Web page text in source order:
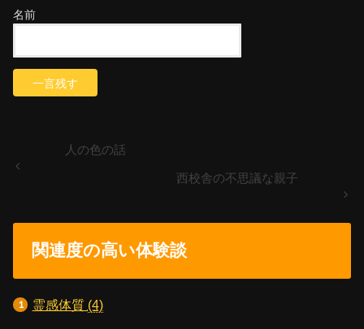
名前
人の色の話
西校舎の不思議な親子
関連度の高い体験談
霊感体質 (4)